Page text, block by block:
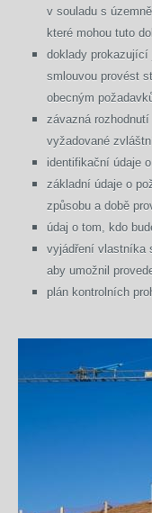
v souladu s
které mohou tuto
doklady prokazující
smlouvou provést
obecným
závazná
vyžadované
identifikační údaje
základní údaje o
způsobu a době
údaj o tom, kdo
vyjádření vlastníka
aby umožnil
plán kontrolních